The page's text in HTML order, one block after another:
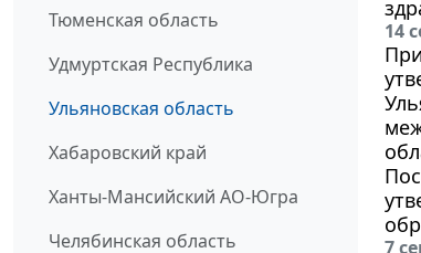
Тюменская область
Удмуртская Республика
Ульяновская область
Хабаровский край
Ханты-Мансийский АО-Югра
Челябинская область
14
7